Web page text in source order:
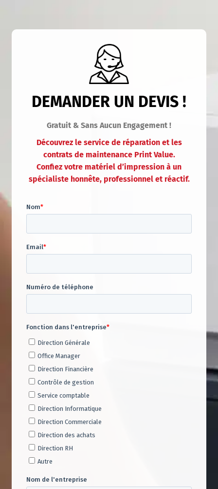
DEMANDER UN DEVIS !
Gratuit & Sans Aucun Engagement !
Découvrez le service de réparation et les
contrats de maintenance Print Value.
Confiez votre matériel d’impression à un
spécialiste honnête, professionnel et réactif.